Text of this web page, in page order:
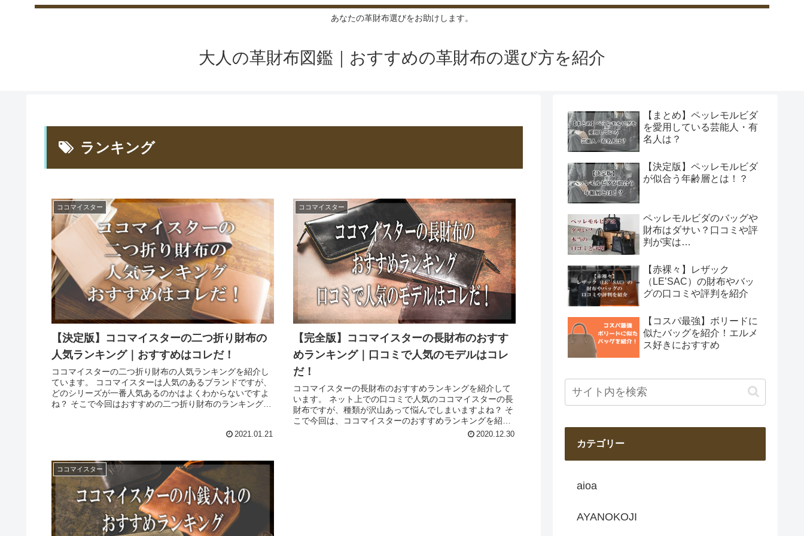
あなたの革財布選びをお助けします。
大人の革財布図鑑｜おすすめの革財布の選び方を紹介
ランキング
ココマイスター
【決定版】ココマイスターの二つ折り財布の
人気ランキング｜おすすめはコレだ！
ココマイスターの二つ折り財布の人気ランキングを紹介し
ています。 ココマイスターは人気のあるブランドですが、
どのシリーズが一番人気あるのかはよくわからないですよ
ね？ そこで今回はおすすめの二つ折り財布のランキングを
2021.01.21
ココマイスター
【完全版】ココマイスターの長財布のおすす
めランキング｜口コミで人気のモデルはコレ
だ！
ココマイスターの長財布のおすすめランキングを紹介して
います。 ネット上での口コミで人気のココマイスターの長
財布ですが、種類が沢山あって悩んでしまいますよね？ そ
こで今回は、ココマイスターのおすすめランキングを紹介
2020.12.30
ココマイスター
【まとめ】ペッレモルビダ
を愛用している芸能人・有
名人は？
【決定版】ペッレモルビダ
が似合う年齢層とは！？
ペッレモルビダのバッグや
財布はダサい？口コミや評
判が実は…
【赤裸々】レザック
（LE’SAC）の財布やバッ
グの口コミや評判を紹介
【コスパ最強】ボリードに
似たバッグを紹介！エルメ
ス好きにおすすめ
カテゴリー
aioa
AYANOKOJI